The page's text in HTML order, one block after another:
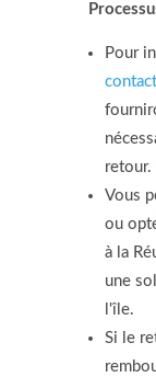
Pour
retour.
Vous
ou
à la
une
l'île.
Si le